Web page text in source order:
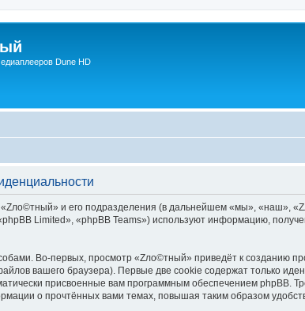
Dune HD
и его подразделения (в дальнейшем «мы», «наш»,
Limited», «phpBB Teams») используют информацию,
Во-первых, просмотр «Zло©тный» приведёт к созданию
вашего браузера). Первые две cookie содержат только
присвоенные вам программным обеспечением phpBB.
о прочтённых вами темах, повышая таким образом